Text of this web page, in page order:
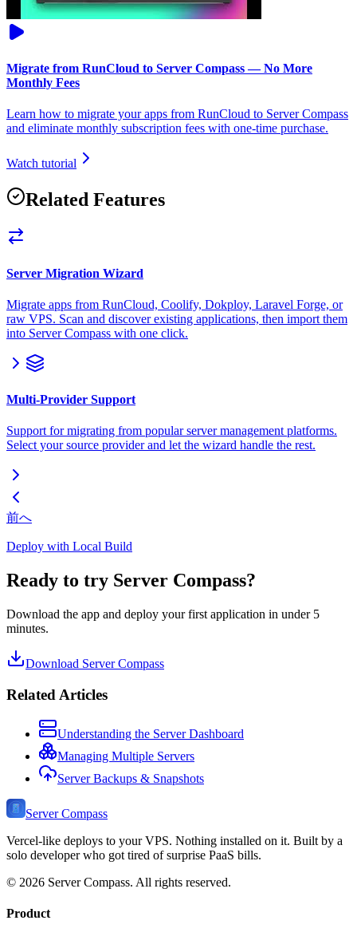
Migrate from RunCloud to Server Compass — No More
Monthly Fees
Learn how to migrate your apps from RunCloud to Server Compass
and eliminate monthly subscription fees with one-time purchase.
Watch tutorial
Related Features
Server Migration Wizard
Migrate apps from RunCloud, Coolify, Dokploy, Laravel Forge, or
raw VPS. Scan and discover existing applications, then import them
into Server Compass with one click.
Multi-Provider Support
Support for migrating from popular server management platforms.
Select your source provider and let the wizard handle the rest.
前へ
Deploy with Local Build
Ready to try Server Compass?
Download the app and deploy your first application in under 5
minutes.
Download Server Compass
Related Articles
Understanding the Server Dashboard
Managing Multiple Servers
Server Backups & Snapshots
Server Compass
Vercel-like deploys to your VPS. Nothing installed on it. Built by a
solo developer who got tired of surprise PaaS bills.
© 2026 Server Compass. All rights reserved.
Product